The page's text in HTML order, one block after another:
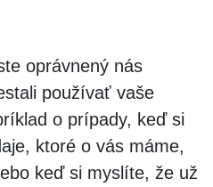
oprávnený nás
používať vaše
o prípady, keď si
ktoré o vás máme,
keď si myslíte, že už